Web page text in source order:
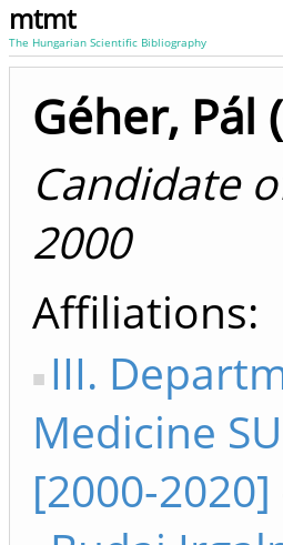
mtmt
The Hungarian Scientific Bibliography
Géher, Pál
Candidate
2000
Affiliations
III.
Medicine
[2000-2020]